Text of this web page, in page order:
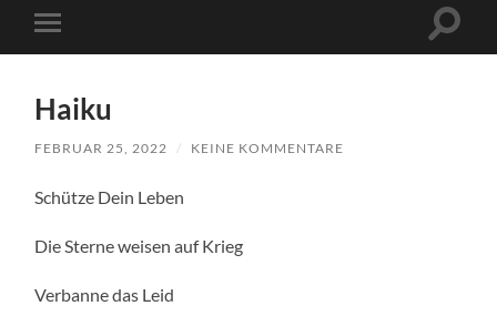
Mobile-
Menü
Haiku
FEBRUAR 25, 2022 / KEINE KOMMENTARE
Schütze Dein Leben
Die Sterne weisen auf Krieg
Verbanne das Leid